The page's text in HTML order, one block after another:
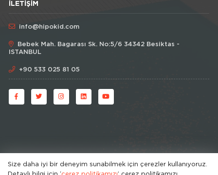
İLETIŞIM
info@hipokid.com
Bebek Mah. Bagarası Sk. No:5/6 34342 Besiktas -
ISTANBUL
+90 533 025 81 05
© HipoKid 2026 . All rights reserved.
Size daha iyi bir deneyim sunabilmek için çerezler kullanıyoruz.
Detaylı bilgi için ‘çerez politikamızı’ çerez politikamızı